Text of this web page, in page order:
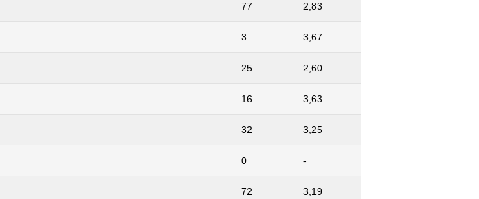
77 2,83
3 3,67
25 2,60
16 3,63
32 3,25
0 -
72 3,19